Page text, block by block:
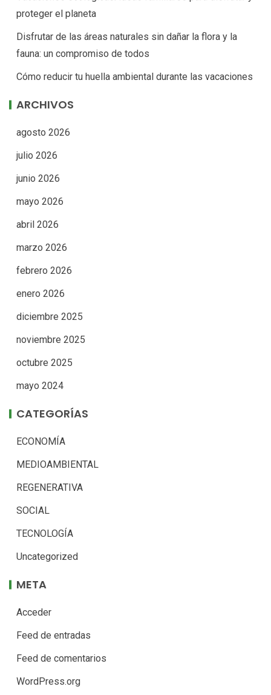
proteger el planeta
Disfrutar de las áreas naturales sin dañar la flora y la
fauna: un compromiso de todos
Cómo reducir tu huella ambiental durante las vacaciones
ARCHIVOS
agosto 2026
julio 2026
junio 2026
mayo 2026
abril 2026
marzo 2026
febrero 2026
enero 2026
diciembre 2025
noviembre 2025
octubre 2025
mayo 2024
CATEGORÍAS
ECONOMÍA
MEDIOAMBIENTAL
REGENERATIVA
SOCIAL
TECNOLOGÍA
Uncategorized
META
Acceder
Feed de entradas
Feed de comentarios
WordPress.org